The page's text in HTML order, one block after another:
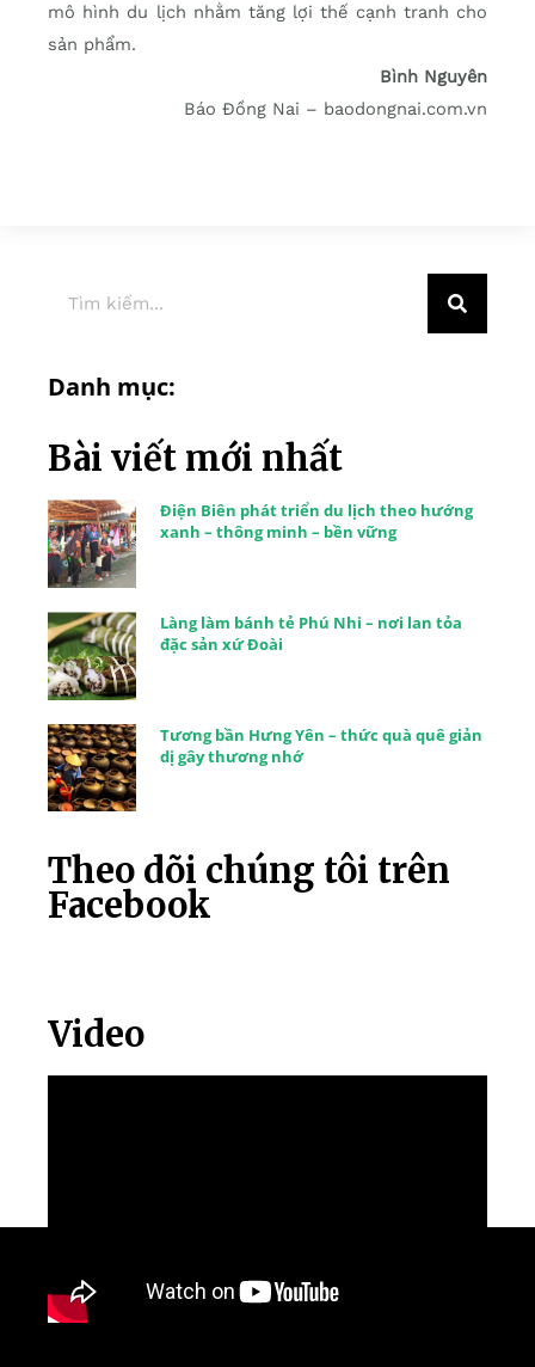
mô hình du lịch nhằm tăng lợi thế cạnh tranh cho
sản phẩm.
Bình Nguyên
Báo Đồng Nai – baodongnai.com.vn
Danh mục:
Bài viết mới nhất
Điện Biên phát triển du lịch theo hướng
xanh – thông minh – bền vững
Làng làm bánh tẻ Phú Nhi – nơi lan tỏa
đặc sản xứ Đoài
Tương bần Hưng Yên – thức quà quê giản
dị gây thương nhớ
Theo dõi chúng tôi trên
Facebook
Video